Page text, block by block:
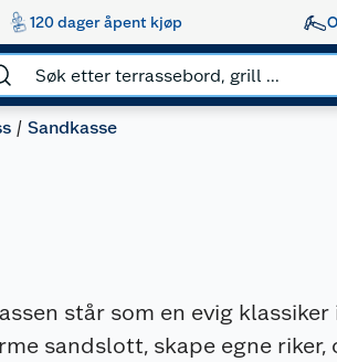
120 dager åpent kjøp
Sandkasse
står som en evig
sandslott, skape egne